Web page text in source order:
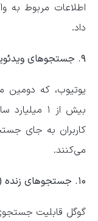
اطلاعات مربوط به
داد.
۹. جستجوهای ویدئویی
یوتیوب، که دومین
بیش از ۱
کاربران به جای
می‌کنند.
۱۰. جستجوهای زنده (Real-Time Searches)
گوگل قابلیت جستجوی